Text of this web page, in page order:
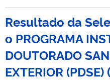
Resultado da
o PROGRAMA
DOUTORADO
EXTERIOR